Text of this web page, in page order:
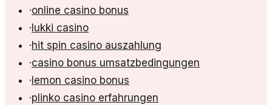
·online casino bonus
· lukki casino
·hit spin casino auszahlung
·casino bonus umsatzbedingungen
· lemon casino bonus
·plinko casino erfahrungen